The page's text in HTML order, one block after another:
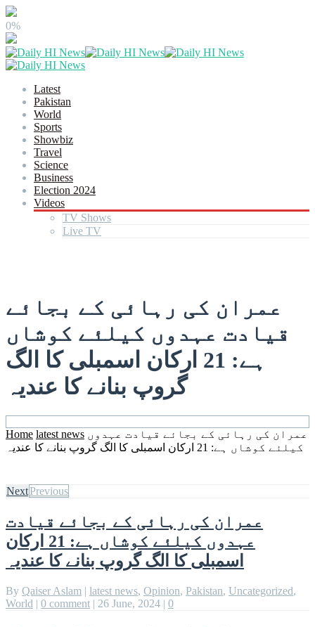
0%
Latest
Pakistan
World
Sports
Showbiz
Travel
Science
Business
Election 2024
Videos
TV Shows
Live TV
عمران کی رہائی کے بجائے
قیادت عہدوں کیلئے کوشاں
ہے: 21 ارکان اسمبلی کا الگ
گروپ بنانے کا عندیہ
Home latest news عمران کی رہائی کے بجائے قیادت عہدوں
کیلئے کوشاں ہے: 21 ارکان اسمبلی کا الگ گروپ بنانے کا عندیہ
NextPrevious
عمران کی رہائی کے بجائے قیادت
عہدوں کیلئے کوشاں ہے: 21 ارکان
اسمبلی کا الگ گروپ بنانے کا عندیہ
By Qaiser Aslam | latest news, Opinion, Pakistan, Uncategorized,
World | 0 comment | 26 June, 2024 | 0